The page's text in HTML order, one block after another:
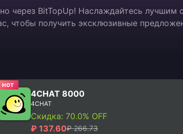
через BitTopUp! Наслаждайтесь
чтобы получить эксклюзивные
HOT
4CHAT 8000
4CHAT
Скидка: 70.0% OFF
₽ 137.60₽ 266.73